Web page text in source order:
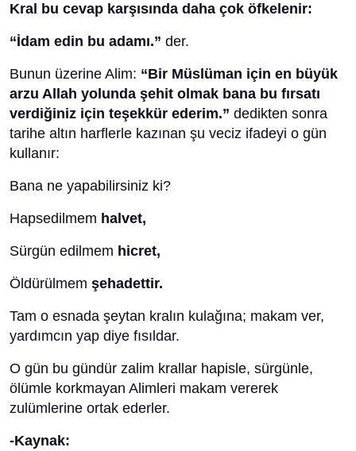
Kral bu cevap karşısında daha çok öfkelenir:
“İdam edin bu adamı.” der.
Bunun üzerine Alim: “Bir Müslüman için en büyük
arzu Allah yolunda şehit olmak bana bu fırsatı
verdiğiniz için teşekkür ederim.” dedikten sonra
tarihe altın harflerle kazınan şu veciz ifadeyi o gün
kullanır:
Bana ne yapabilirsiniz ki?
Hapsedilmem halvet,
Sürgün edilmem hicret,
Öldürülmem şehadettir.
Tam o esnada şeytan kralın kulağına; makam ver,
yardımcın yap diye fısıldar.
O gün bu gündür zalim krallar hapisle, sürgünle,
ölümle korkmayan Alimleri makam vererek
zulümlerine ortak ederler.
-Kaynak: